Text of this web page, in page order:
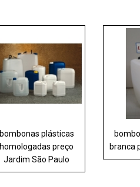
bombonas plásticas
homologadas preço
Jardim São Paulo
branca